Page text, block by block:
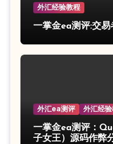
外汇经验教程
一掌金ea测评:交
外汇ea测评 外汇经
一掌金ea测评：
子女王）源码作弊